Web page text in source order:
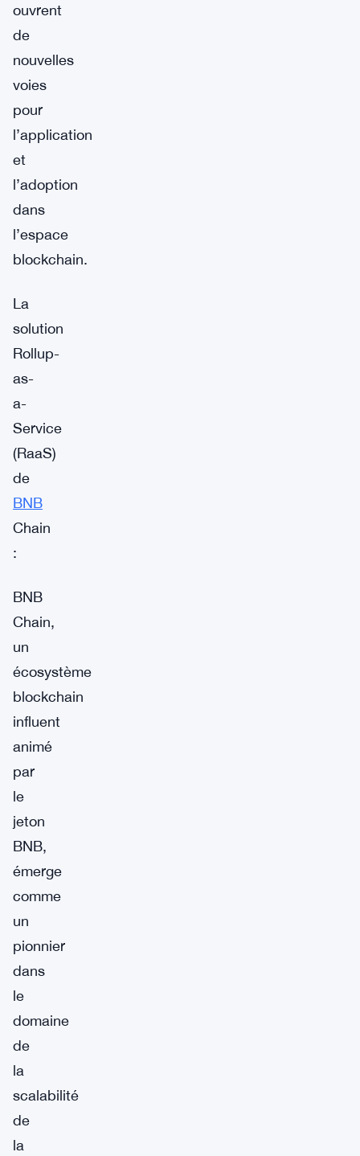
ouvrent
de
nouvelles
voies
pour
l’application
et
l’adoption
dans
l’espace
blockchain.
La
solution
Rollup-
as-
a-
Service
(RaaS)
de
BNB
Chain
:
BNB
Chain,
un
écosystème
blockchain
influent
animé
par
le
jeton
BNB,
émerge
comme
un
pionnier
dans
le
domaine
de
la
scalabilité
de
la